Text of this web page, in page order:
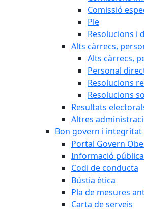
Comissió
Ple
Resolucions i
Alts càrrecs,
Alts càrrecs,
Personal
Resolucions
Resolucions
Resultats
Altres
Bon govern i integritat
Portal Govern
Informació pública
Codi de conducta
Bústia ètica
Pla de mesures
Carta de serveis